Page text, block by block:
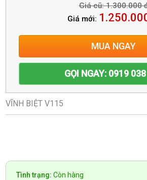
Giá cũ: 1.300.000
Giá mới:
MUA NGAY
GỌI NGAY: 0919
VĨNH BIỆT V115
Tình trạng: Còn hàng